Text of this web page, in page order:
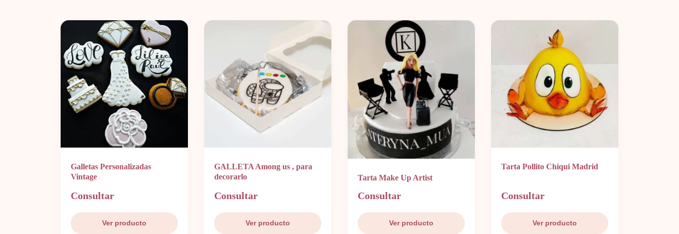
Galletas Personalizadas
Vintage
Consultar
Ver producto
GALLETA Among us , para
decorarlo
Consultar
Ver producto
Tarta Make Up Artist
Consultar
Ver producto
Tarta Pollito Chiqui Madrid
Consultar
Ver producto